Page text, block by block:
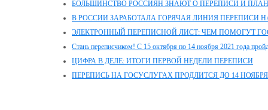
БОЛЬШИНСТВО РОССИЯН ЗНАЮТ О ПЕРЕПИСИ И
В РОССИИ ЗАРАБОТАЛА ГОРЯЧАЯ ЛИНИЯ ПЕРЕПИСИ
ЭЛЕКТРОННЫЙ ПЕРЕПИСНОЙ ЛИСТ: ЧЕМ ПОМОГУТ
Стань переписчиком! С 15 октября по 14 ноября 2021 года
ЦИФРА В ДЕЛЕ: ИТОГИ ПЕРВОЙ НЕДЕЛИ ПЕРЕПИСИ
ПЕРЕПИСЬ НА ГОСУСЛУГАХ ПРОДЛИТСЯ ДО 14 НОЯБРЯ